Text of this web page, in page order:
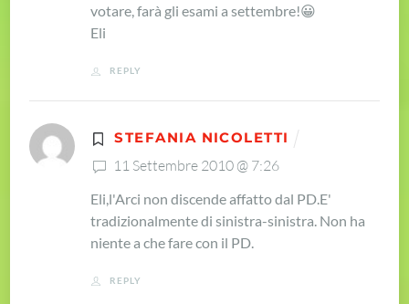
votare, farà gli esami a settembre!😀
Eli
REPLY
STEFANIA NICOLETTI
11 Settembre 2010 @ 7:26
Eli, l'Arci non discende affatto dal PD. E'
tradizionalmente di sinistra-sinistra. Non ha
niente a che fare con il PD.
REPLY